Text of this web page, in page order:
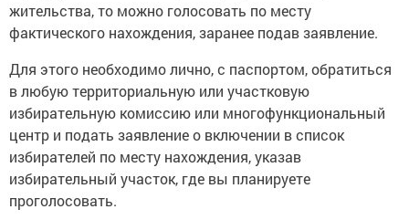
жительства, то можно голосовать по месту
фактического нахождения, заранее подав заявление.
Для этого необходимо лично, с паспортом, обратиться
в любую территориальную или участковую
избирательную комиссию или многофункциональный
центр и подать заявление о включении в список
избирателей по месту нахождения, указав
избирательный участок, где вы планируете
проголосовать.